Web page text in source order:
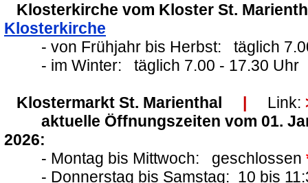
Klosterkirche vom Kloster St.
Klosterkirche
- von Frühjahr bis Herbst: täglich
- im Winter: täglich 7.00 - 17.30 Uhr
Klostermarkt St. Marienthal | Link:
aktuelle Öffnungszeiten vom 01.
2026:
- Montag bis Mittwoch: geschlossen
- Donnerstag bis Samstag: 10 bis